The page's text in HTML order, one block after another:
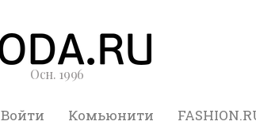
Осн. 1996
Войти Комьюнити